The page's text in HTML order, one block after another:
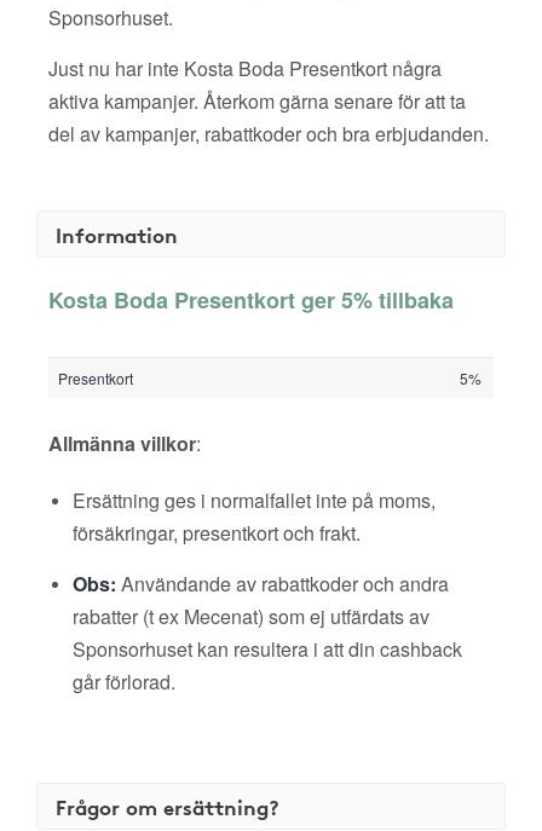
Sponsorhuset.
Just nu har inte Kosta Boda Presentkort några
aktiva kampanjer. Återkom gärna senare för att ta
del av kampanjer, rabattkoder och bra erbjudanden.
Information
Kosta Boda Presentkort ger 5% tillbaka
Presentkort 5%
Allmänna villkor:
Ersättning ges i normalfallet inte på moms,
försäkringar, presentkort och frakt.
Obs: Användande av rabattkoder och andra
rabatter (t ex Mecenat) som ej utfärdats av
Sponsorhuset kan resultera i att din cashback
går förlorad.
Frågor om ersättning?